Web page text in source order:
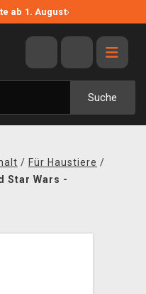
ab 1. August›
Suche
/ Für Haustiere /
Star Wars -